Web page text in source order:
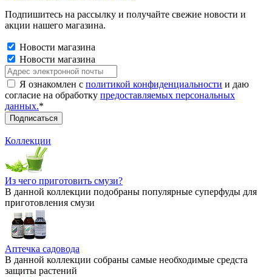
Подпишитесь на рассылку и получайте свежие новости и
акции нашего магазина.
Новости магазина
Новости магазина
Я ознакомлен с политикой конфиденциальности и даю
согласие на обработку предоставляемых персональных
данных.*
Коллекции
Из чего приготовить смузи?
В данной коллекции подобраны популярные суперфуды для
приготовления смузи
Аптечка садовода
В данной коллекции собраны самые необходимые средста
защиты растений